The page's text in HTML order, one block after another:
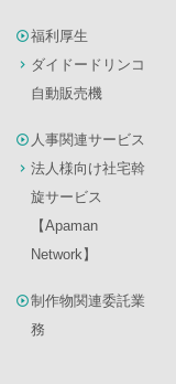
福利厚生
ダイドードリンコ
自動販売機
人事関連サービス
法人様向け社宅斡
旋サービス
【Apaman
Network】
制作物関連委託業
務